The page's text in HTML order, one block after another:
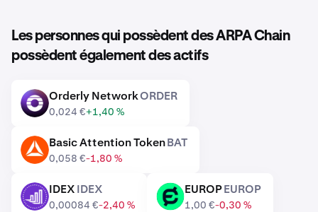
Les personnes qui possèdent des ARPA Chain
possèdent également des actifs
ORDER Orderly NetworkORDER
0,024 €+1,40 %
BAT Basic Attention TokenBAT
0,058 €-1,80 %
IDEX IDEXIDEX
0,00084 €-2,40 %
EUROP EUROPEUROP
1,00 €-0,30 %